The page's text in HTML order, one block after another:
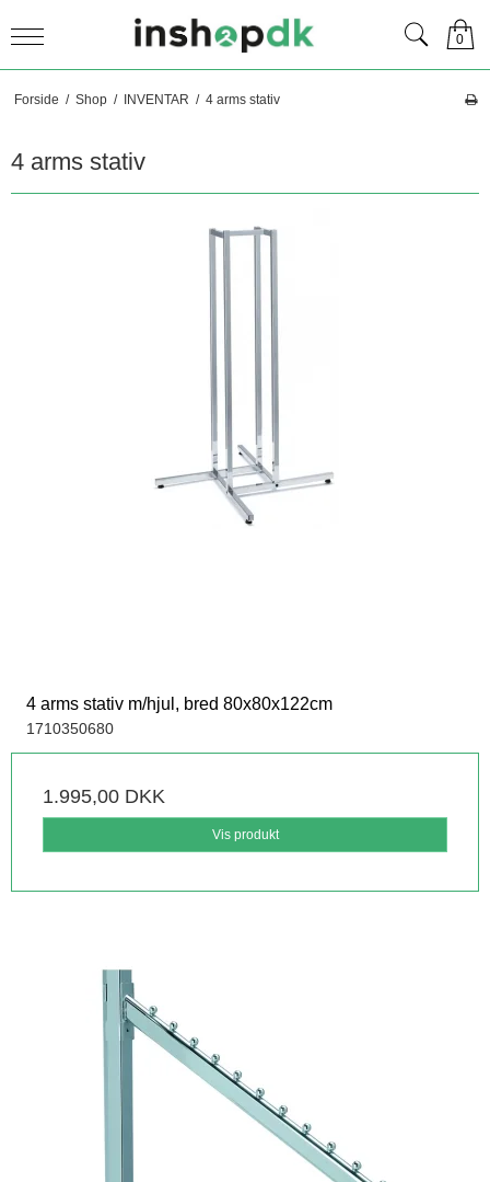
0
Forside / Shop / INVENTAR / 4 arms stativ
4 arms stativ
4 arms stativ m/hjul, bred 80x80x122cm
1710350680
1.995,00 DKK
Vis produkt